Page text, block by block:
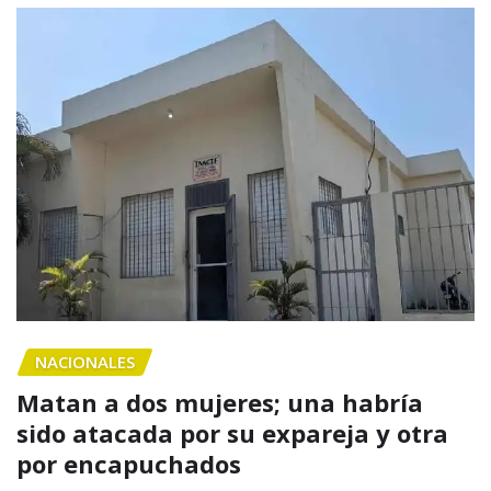
NACIONALES
Matan a dos mujeres; una habría
sido atacada por su expareja y otra
por encapuchados